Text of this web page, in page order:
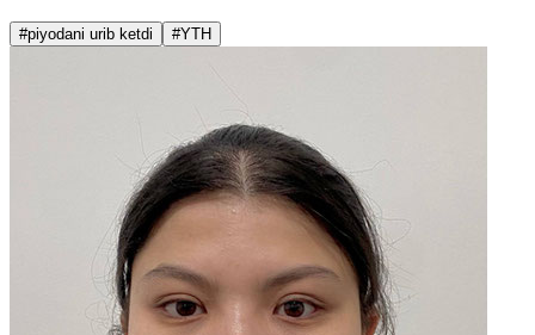
#piyodani urib ketdi #YTH